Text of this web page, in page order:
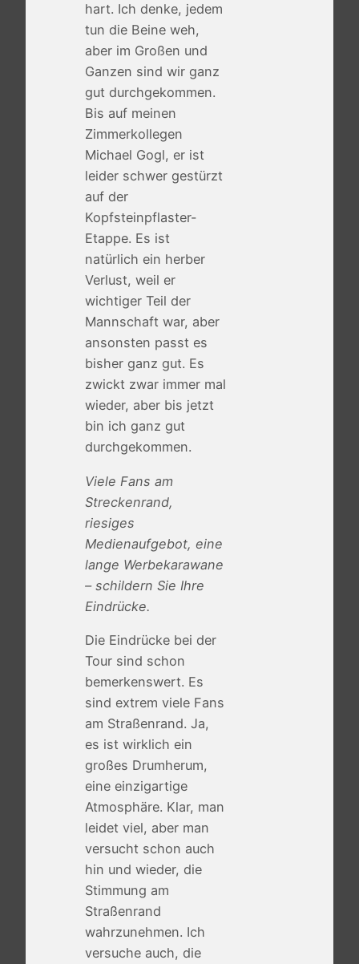
hart. Ich denke, jedem
tun die Beine weh,
aber im Großen und
Ganzen sind wir ganz
gut durchgekommen.
Bis auf meinen
Zimmerkollegen
Michael Gogl, er ist
leider schwer gestürzt
auf der
Kopfsteinpflaster-
Etappe. Es ist
natürlich ein herber
Verlust, weil er
wichtiger Teil der
Mannschaft war, aber
ansonsten passt es
bisher ganz gut. Es
zwickt zwar immer mal
wieder, aber bis jetzt
bin ich ganz gut
durchgekommen.
Viele Fans am
Streckenrand,
riesiges
Medienaufgebot, eine
lange Werbekarawane
– schildern Sie Ihre
Eindrücke.
Die Eindrücke bei der
Tour sind schon
bemerkenswert. Es
sind extrem viele Fans
am Straßenrand. Ja,
es ist wirklich ein
großes Drumherum,
eine einzigartige
Atmosphäre. Klar, man
leidet viel, aber man
versucht schon auch
hin und wieder, die
Stimmung am
Straßenrand
wahrzunehmen. Ich
versuche auch, die